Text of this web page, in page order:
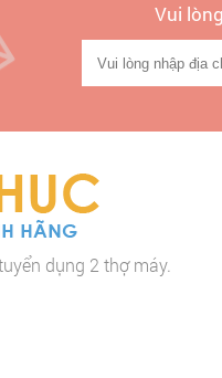
Vui
dụng 2 thợ máy.